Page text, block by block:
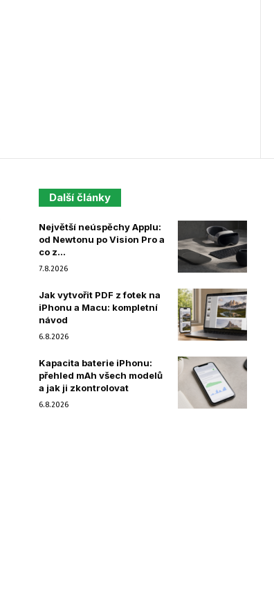
Další články
Největší neúspěchy Applu:
od Newtonu po Vision Pro a
co z...
7.8.2026
Jak vytvořit PDF z fotek na
iPhonu a Macu: kompletní
návod
6.8.2026
Kapacita baterie iPhonu:
přehled mAh všech modelů
a jak ji zkontrolovat
6.8.2026